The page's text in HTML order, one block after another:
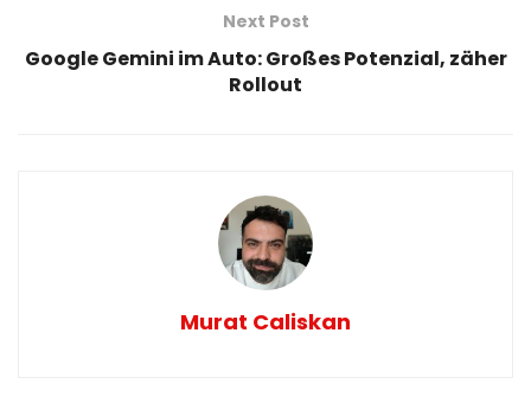
Next Post
Google Gemini im Auto: Großes Potenzial, zäher
Rollout
Murat Caliskan